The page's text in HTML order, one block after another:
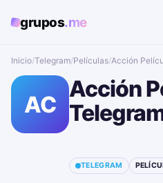
grupos.me
Inicio/Telegram/Películas/Acción
AC
Acción
TELEGRAM